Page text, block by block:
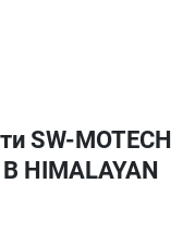
SW-MOTECH
B HIMALAYAN